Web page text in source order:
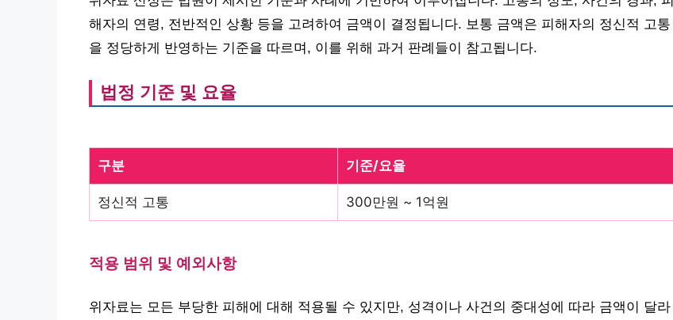
해자의 연령, 전반적인 상황 등을 고려하여 금액이 결정됩니다. 보통 금액은 피해자의 정신적 고통
을 정당하게 반영하는 기준을 따르며, 이를 위해 과거 판례들이 참고됩니다.
법정 기준 및 요율
구분 기준/요율
정신적 고통 300만원 ~ 1억원
적용 범위 및 예외사항
위자료는 모든 부당한 피해에 대해 적용될 수 있지만, 성격이나 사건의 중대성에 따라 금액이 달라